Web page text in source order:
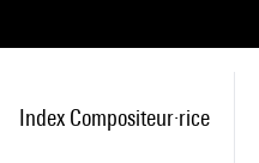
Index Compositeur·rice